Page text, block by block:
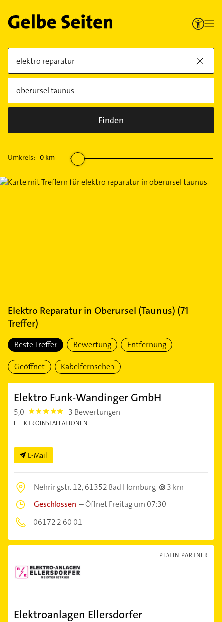
Finden
Umkreis: 0 km
Elektro Reparaturin Oberursel (Taunus) (71
Treffer)
Beste Treffer Bewertung Entfernung
Geöffnet Kabelfernsehen
Elektro Funk-Wandinger GmbH
5,0 5.0 3 Bewertungen
ELEKTROINSTALLATIONEN
E-Mail
Nehringstr. 12,61352 Bad Homburg
3 km
Geschlossen –Öffnet Freitag um 07:30
06172 2 60 01
PLATIN PARTNER
Elektroanlagen Ellersdorfer